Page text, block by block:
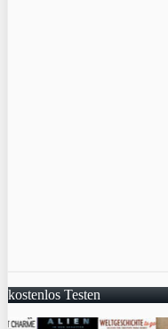
kostenlos Testen